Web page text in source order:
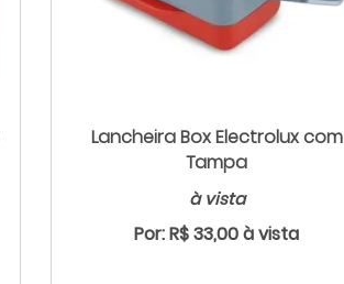
Lancheira Box Electrolux com
Tampa
à vista
Por: R$ 33,00 à vista